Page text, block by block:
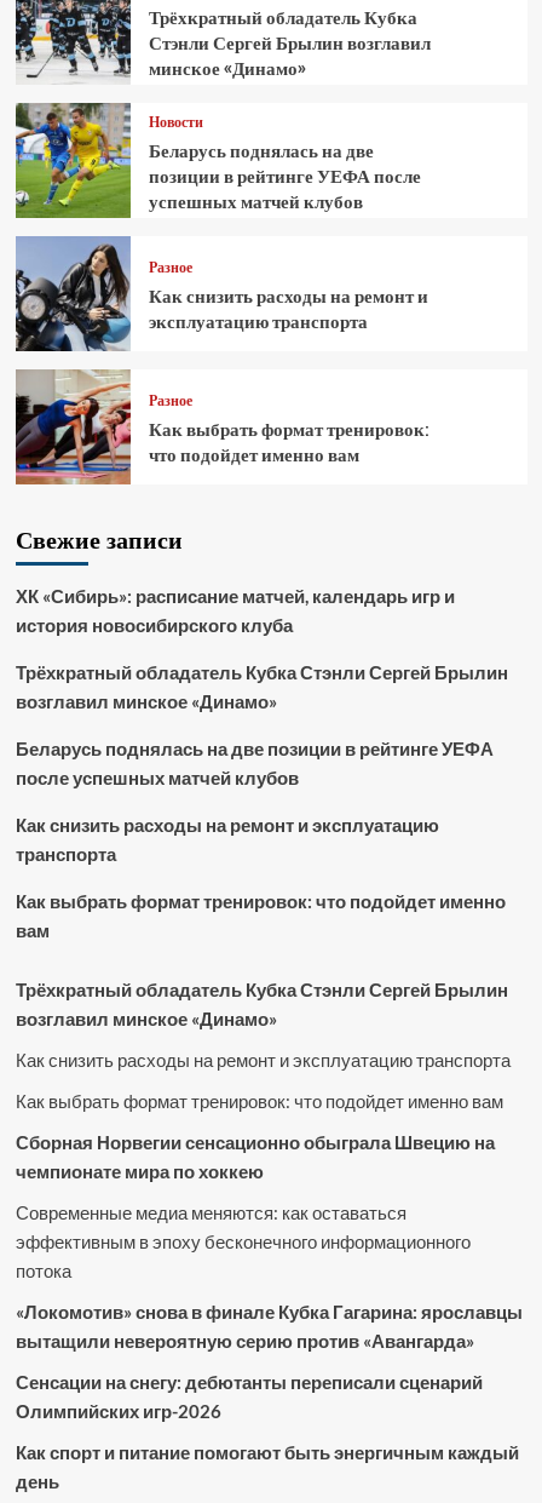
Трёхкратный обладатель Кубка
Стэнли Сергей Брылин возглавил
минское «Динамо»
Новости
Беларусь поднялась на две
позиции в рейтинге УЕФА после
успешных матчей клубов
Разное
Как снизить расходы на ремонт и
эксплуатацию транспорта
Разное
Как выбрать формат тренировок:
что подойдет именно вам
Свежие записи
ХК «Сибирь»: расписание матчей, календарь игр и
история новосибирского клуба
Трёхкратный обладатель Кубка Стэнли Сергей Брылин
возглавил минское «Динамо»
Беларусь поднялась на две позиции в рейтинге УЕФА
после успешных матчей клубов
Как снизить расходы на ремонт и эксплуатацию
транспорта
Как выбрать формат тренировок: что подойдет именно
вам
Трёхкратный обладатель Кубка Стэнли Сергей Брылин
возглавил минское «Динамо»
Как снизить расходы на ремонт и эксплуатацию транспорта
Как выбрать формат тренировок: что подойдет именно вам
Сборная Норвегии сенсационно обыграла Швецию на
чемпионате мира по хоккею
Современные медиа меняются: как оставаться
эффективным в эпоху бесконечного информационного
потока
«Локомотив» снова в финале Кубка Гагарина: ярославцы
вытащили невероятную серию против «Авангарда»
Сенсации на снегу: дебютанты переписали сценарий
Олимпийских игр-2026
Как спорт и питание помогают быть энергичным каждый
день